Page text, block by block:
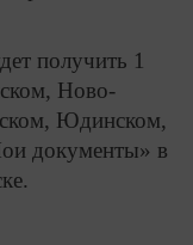
получить 1
Ново-
Юдинском,
документы» в